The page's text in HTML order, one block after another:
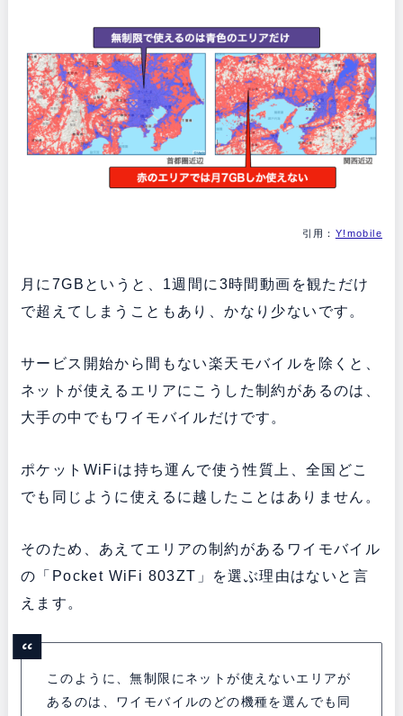
引用： Y!mobile
月に7GBというと、1週間に3時間動画を観ただけ
で超えてしまうこともあり、かなり少ないです。
サービス開始から間もない楽天モバイルを除くと、
ネットが使えるエリアにこうした制約があるのは、
大手の中でもワイモバイルだけです。
ポケットWiFiは持ち運んで使う性質上、全国どこ
でも同じように使えるに越したことはありません。
そのため、あえてエリアの制約があるワイモバイル
の「Pocket WiFi 803ZT」を選ぶ理由はないと言
えます。
このように、無制限にネットが使えないエリアが
あるのは、ワイモバイルのどの機種を選んでも同